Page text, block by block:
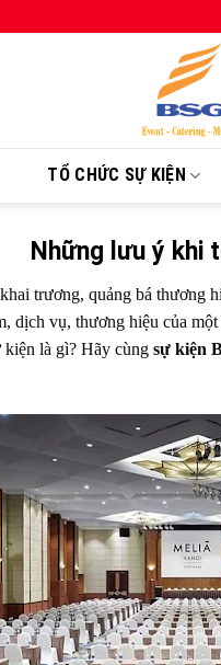
TỔ CHỨC SỰ KIỆN
Những lưu ý khi
trương, quảng bá thương
dịch vụ, thương hiệu của
là gì? Hãy cùng sự kiện